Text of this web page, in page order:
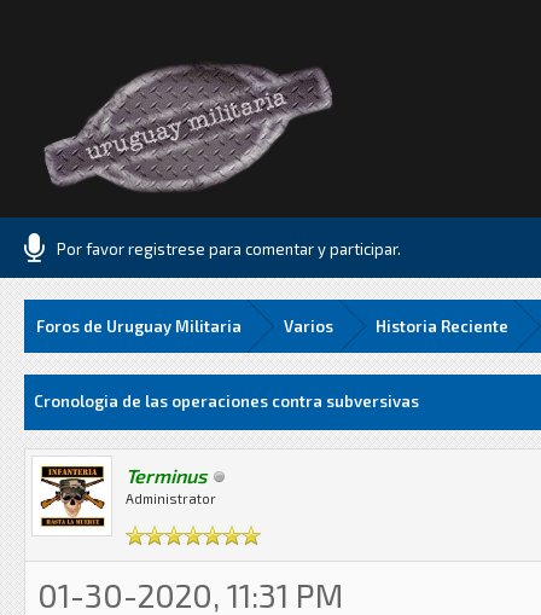
Por favor registrese para comentar y participar.
Foros de Uruguay Militaria Varios Historia Reciente
Cronologia de las operaciones contra subversivas
Terminus
Administrator
01-30-2020, 11:31 PM